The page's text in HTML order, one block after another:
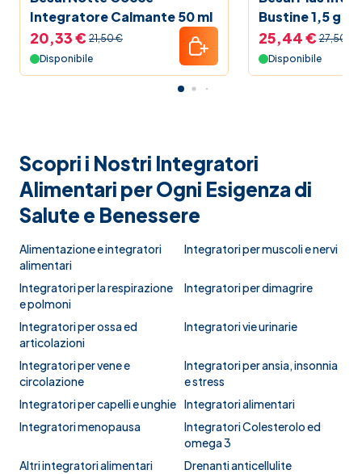
Integratore Calmante 50 ml
20,33 € 21,50 €
Disponibile
Bustine 1,5 g
25,44 € 27,50 €
Disponibile
Scopri i Nostri Integratori
Alimentari per Ogni Esigenza di
Salute e Benessere
Alimentazione e integratori
alimentari
Integratori per muscoli e nervi
Integratori per la respirazione
e polmoni
Integratori per dimagrire
Integratori per ossa ed
articolazioni
Integratori vie urinarie
Integratori per vene e
circolazione
Integratori per ansia, insonnia
e stress
Integratori per capelli e unghie Integratori alimentari
Integratori menopausa
Integratori Colesterolo ed
omega 3
Altri integratori alimentari
Drenanti anticellulite